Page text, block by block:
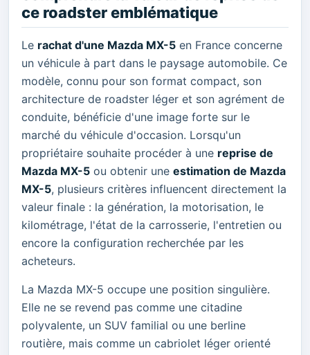
ce roadster emblématique
Le rachat d'une Mazda MX-5 en France concerne
un véhicule à part dans le paysage automobile. Ce
modèle, connu pour son format compact, son
architecture de roadster léger et son agrément de
conduite, bénéficie d'une image forte sur le
marché du véhicule d'occasion. Lorsqu'un
propriétaire souhaite procéder à une reprise de
Mazda MX-5 ou obtenir une estimation de Mazda
MX-5, plusieurs critères influencent directement la
valeur finale : la génération, la motorisation, le
kilométrage, l'état de la carrosserie, l'entretien ou
encore la configuration recherchée par les
acheteurs.
La Mazda MX-5 occupe une position singulière.
Elle ne se revend pas comme une citadine
polyvalente, un SUV familial ou une berline
routière, mais comme un cabriolet léger orienté